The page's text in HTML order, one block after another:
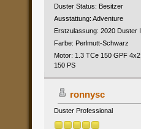
Duster Status: Besitzer
Ausstattung: Adventure
Erstzulassung: 2020 Duster II
Farbe: Perlmutt-Schwarz
Motor: 1.3 TCe 150 GPF 4x2
150 PS
ronnysc
Duster Professional